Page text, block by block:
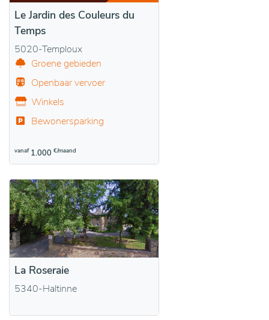
Le Jardin des Couleurs du
Temps
5020-Temploux
Groene gebieden
Openbaar vervoer
Winkels
Bewonersparking
vanaf 1.000 €/maand
La Roseraie
5340-Haltinne